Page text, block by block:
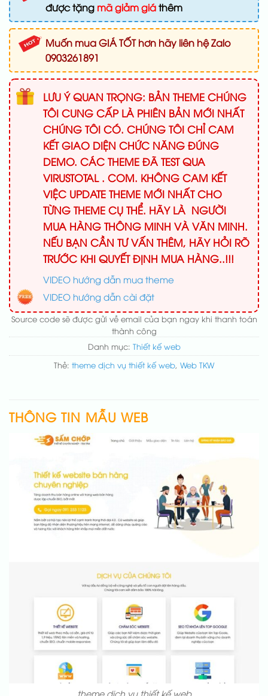
được tặng mã giảm giáthêm
Muốn mua GIÁ TỐT hơn hãy liên hệ Zalo
0903261891
LƯU Ý QUAN TRỌNG: BẢN THEME CHÚNG
TÔI CUNG CẤP LÀ PHIÊN BẢN MỚI NHẤT
CHÚNG TÔI CÓ. CHÚNG TÔI CHỈ CAM
KẾT GIAO DIỆN CHỨC NĂNG ĐÚNG
DEMO. CÁC THEME ĐÃ TEST QUA
VIRUSTOTAL . COM. KHÔNG CAM KẾT
VIỆC UPDATE THEME MỚI NHẤT CHO
TỪNG THEME CỤ THỂ. HÃY LÀ NGƯỜI
MUA HÀNG THÔNG MINH VÀ VĂN MINH.
NẾU BẠN CẦN TƯ VẤN THÊM, HÃY HỎI RÕ
TRƯỚC KHI QUYẾT ĐỊNH MUA HÀNG..!!!
VIDEO hướng dẫn mua theme
VIDEO hướng dẫn cài đặt
Source code sẽ được gửi về email của bạn ngay khi thanh toán
thành công
Danh mục: Thiết kế web
Thẻ: theme dịch vụ thiết kế web, Web TKW
THÔNG TIN MẪU WEB
theme dịch vụ thiết kế web